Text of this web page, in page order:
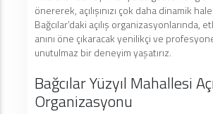
önererek, açılışınızı çok daha dinamik
Bağcılar’daki açılış organizasyonlarında,
anını öne çıkaracak yenilikçi ve
unutulmaz bir deneyim yaşatırız.
Bağcılar Yüzyıl Mahallesi
Organizasyonu